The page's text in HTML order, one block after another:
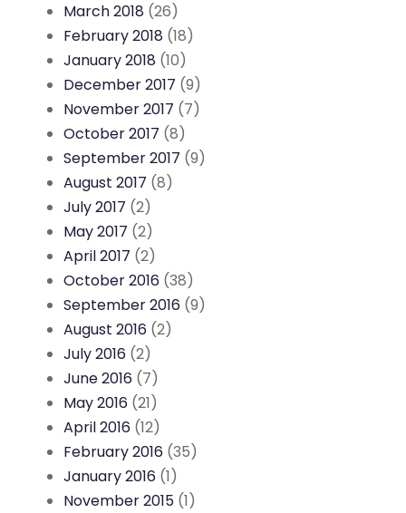
March 2018 (26)
February 2018 (18)
January 2018 (10)
December 2017 (9)
November 2017 (7)
October 2017 (8)
September 2017 (9)
August 2017 (8)
July 2017 (2)
May 2017 (2)
April 2017 (2)
October 2016 (38)
September 2016 (9)
August 2016 (2)
July 2016 (2)
June 2016 (7)
May 2016 (21)
April 2016 (12)
February 2016 (35)
January 2016 (1)
November 2015 (1)